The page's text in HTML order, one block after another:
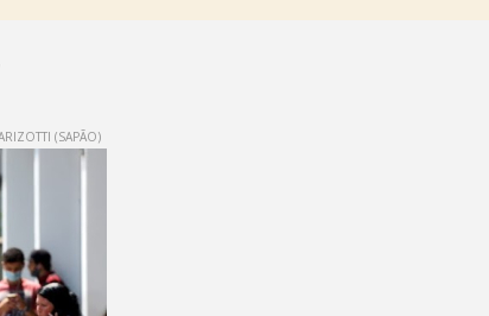
(SAPÃO)